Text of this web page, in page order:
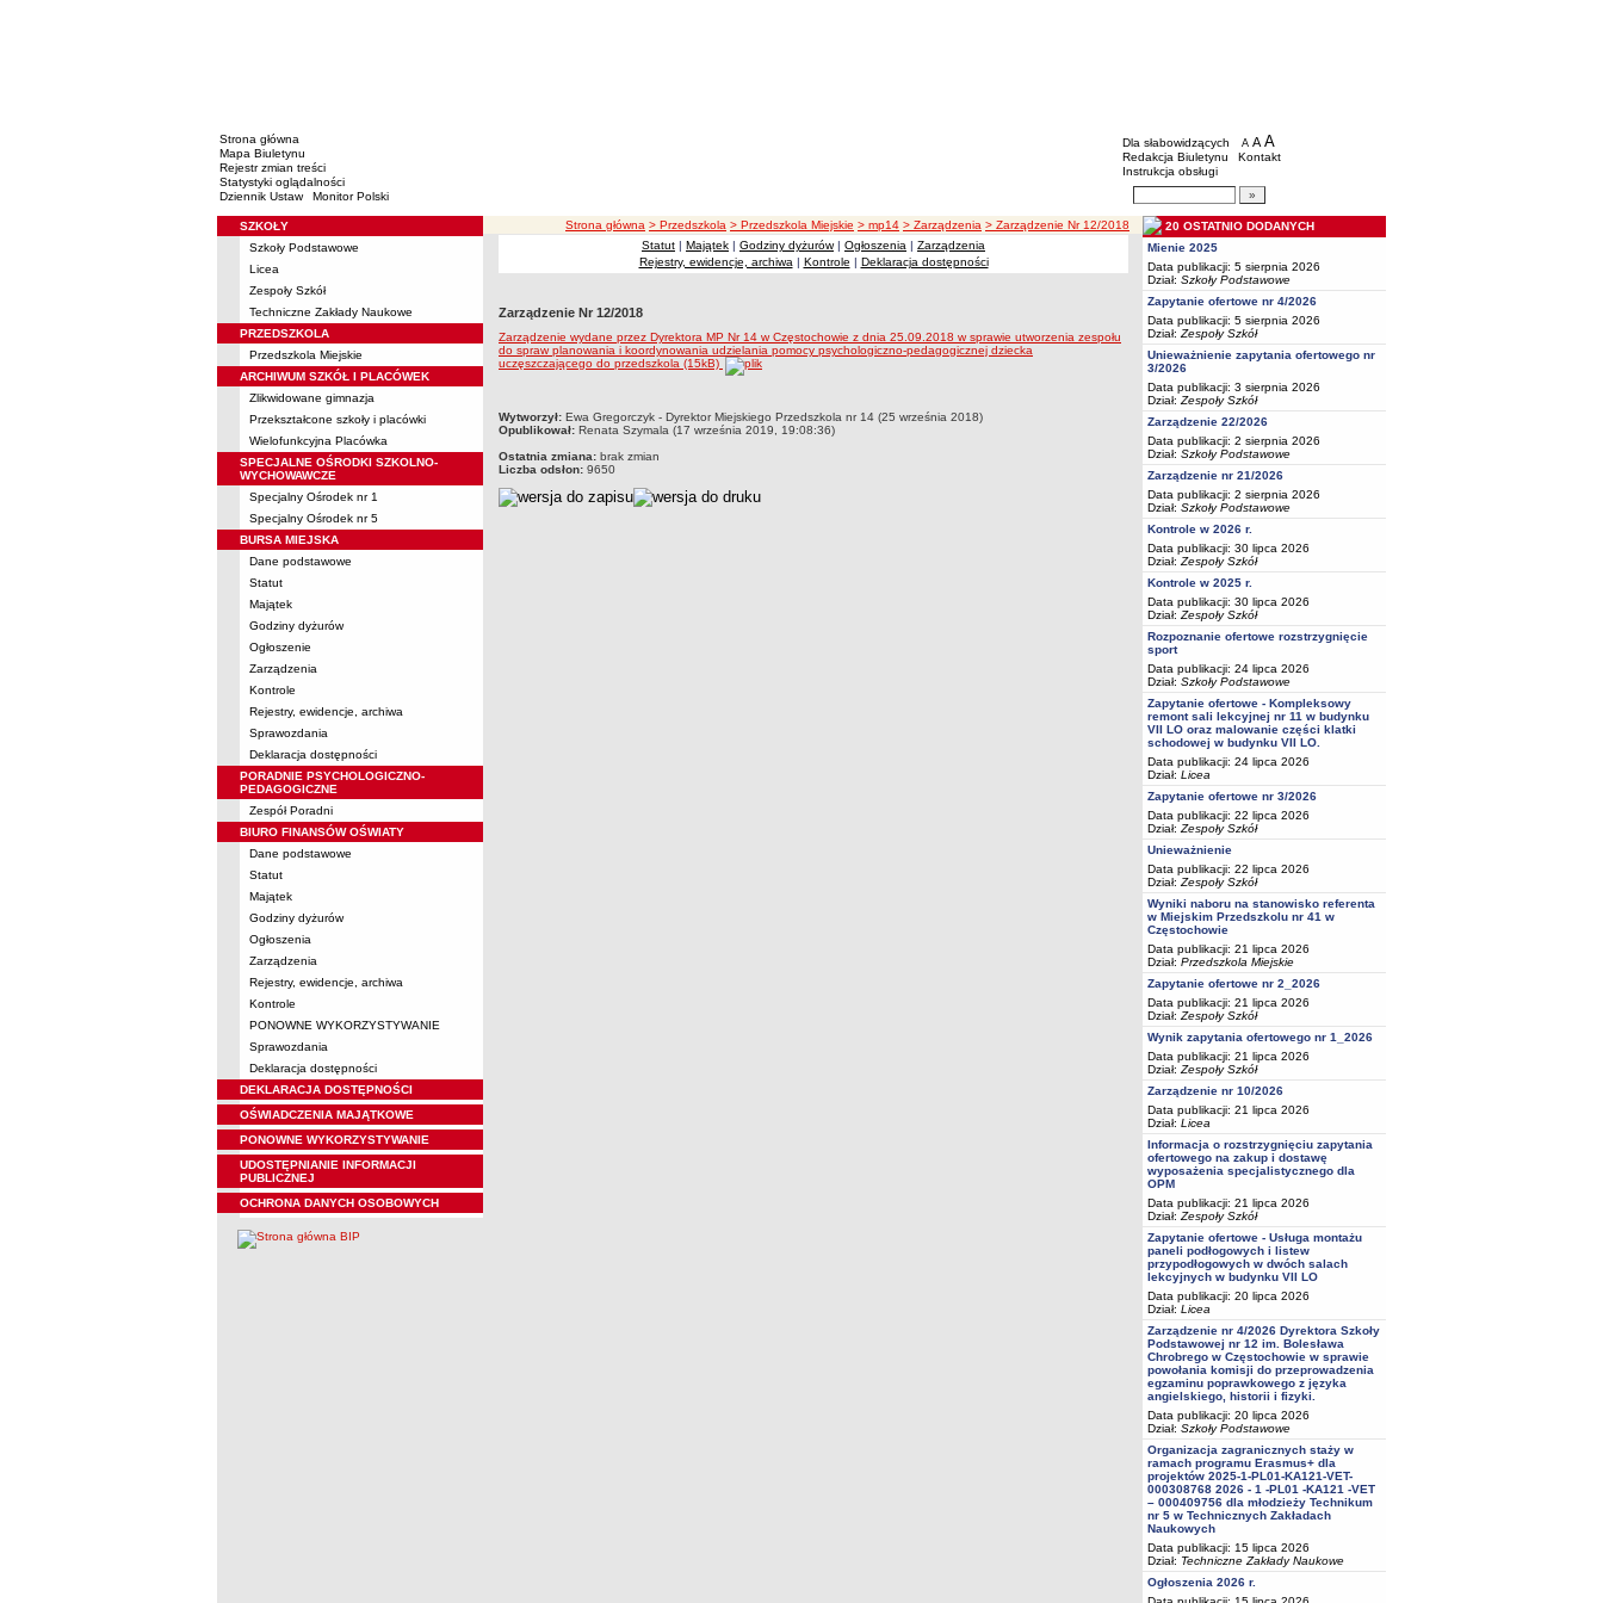
Strona główna
Mapa Biuletynu
Rejestr zmian treści
Statystyki oglądalności
Dziennik Ustaw
Monitor Polski
BIP - Oświata Częstochowa
Menu dodatkowe
Dla słabowidzących A pomniejsz czcionkę
A standardowy rozmiar czcionki
A
Redakcja Biuletynu
Kontakt
Instrukcja obsługi
Wyszukiwarka artykułów
Menu
SZKOŁY
Szkoły Podstawowe
Licea
Zespoły Szkół
Techniczne Zakłady Naukowe
PRZEDSZKOLA
Przedszkola Miejskie
ARCHIWUM SZKÓŁ I PLACÓWEK
Zlikwidowane gimnazja
Przekształcone szkoły i placówki
Wielofunkcyjna Placówka
SPECJALNE OŚRODKI SZKOLNO-
WYCHOWAWCZE
Specjalny Ośrodek nr 1
Specjalny Ośrodek nr 5
BURSA MIEJSKA
Dane podstawowe
Statut
Majątek
Godziny dyżurów
Ogłoszenie
Zarządzenia
Kontrole
Rejestry, ewidencje, archiwa
Sprawozdania
Deklaracja dostępności
PORADNIE PSYCHOLOGICZNO-
PEDAGOGICZNE
Zespół Poradni
BIURO FINANSÓW OŚWIATY
Dane podstawowe
Statut
Majątek
Godziny dyżurów
Ogłoszenia
Zarządzenia
Rejestry, ewidencje, archiwa
Kontrole
PONOWNE WYKORZYSTYWANIE
Sprawozdania
Deklaracja dostępności
DEKLARACJA DOSTĘPNOŚCI
OŚWIADCZENIA MAJĄTKOWE
PONOWNE WYKORZYSTYWANIE
UDOSTĘPNIANIE INFORMACJI
PUBLICZNEJ
OCHRONA DANYCH OSOBOWYCH
ścieżka nawigacji
Strona główna > Przedszkola > Przedszkola Miejskie > mp14 > Zarządzenia > Zarządzenie Nr 12/2018
Statut | Majątek | Godziny dyżurów| Ogłoszenia | Zarządzenia
Rejestry, ewidencje, archiwa | Kontrole | Deklaracja dostępności
Zarządzenie Nr 12/2018
Zarządzenie wydane przez Dyrektora MP Nr 14 w Częstochowie z dnia 25.09.2018 w sprawie utworzenia zespołu
do spraw planowania i koordynowania udzielania pomocy psychologiczno-pedagogicznej dziecka
uczęszczającego do przedszkola (15kB)
metryczka
Wytworzył: Ewa Gregorczyk - Dyrektor Miejskiego Przedszkola nr 14 (25 września 2018)
Opublikował: Renata Szymala (17 września 2019, 19:08:36)
Ostatnia zmiana: brak zmian
Liczba odsłon: 9650
20 OSTATNIO DODANYCH
Mienie 2025
Data publikacji: 5 sierpnia 2026
Dział: Szkoły Podstawowe
Zapytanie ofertowe nr 4/2026
Data publikacji: 5 sierpnia 2026
Dział: Zespoły Szkół
Unieważnienie zapytania ofertowego nr
3/2026
Data publikacji: 3 sierpnia 2026
Dział: Zespoły Szkół
Zarządzenie 22/2026
Data publikacji: 2 sierpnia 2026
Dział: Szkoły Podstawowe
Zarządzenie nr 21/2026
Data publikacji: 2 sierpnia 2026
Dział: Szkoły Podstawowe
Kontrole w 2026 r.
Data publikacji: 30 lipca 2026
Dział: Zespoły Szkół
Kontrole w 2025 r.
Data publikacji: 30 lipca 2026
Dział: Zespoły Szkół
Rozpoznanie ofertowe rozstrzygnięcie
sport
Data publikacji: 24 lipca 2026
Dział: Szkoły Podstawowe
Zapytanie ofertowe - Kompleksowy
remont sali lekcyjnej nr 11 w budynku
VII LO oraz malowanie części klatki
schodowej w budynku VII LO.
Data publikacji: 24 lipca 2026
Dział: Licea
Zapytanie ofertowe nr 3/2026
Data publikacji: 22 lipca 2026
Dział: Zespoły Szkół
Unieważnienie
Data publikacji: 22 lipca 2026
Dział: Zespoły Szkół
Wyniki naboru na stanowisko referenta
w Miejskim Przedszkolu nr 41 w
Częstochowie
Data publikacji: 21 lipca 2026
Dział: Przedszkola Miejskie
Zapytanie ofertowe nr 2_2026
Data publikacji: 21 lipca 2026
Dział: Zespoły Szkół
Wynik zapytania ofertowego nr 1_2026
Data publikacji: 21 lipca 2026
Dział: Zespoły Szkół
Zarządzenie nr 10/2026
Data publikacji: 21 lipca 2026
Dział: Licea
Informacja o rozstrzygnięciu zapytania
ofertowego na zakup i dostawę
wyposażenia specjalistycznego dla
OPM
Data publikacji: 21 lipca 2026
Dział: Zespoły Szkół
Zapytanie ofertowe - Usługa montażu
paneli podłogowych i listew
przypodłogowych w dwóch salach
lekcyjnych w budynku VII LO
Data publikacji: 20 lipca 2026
Dział: Licea
Zarządzenie nr 4/2026 Dyrektora Szkoły
Podstawowej nr 12 im. Bolesława
Chrobrego w Częstochowie w sprawie
powołania komisji do przeprowadzenia
egzaminu poprawkowego z języka
angielskiego, historii i fizyki.
Data publikacji: 20 lipca 2026
Dział: Szkoły Podstawowe
Organizacja zagranicznych staży w
ramach programu Erasmus+ dla
projektów 2025-1-PL01-KA121-VET-
000308768 2026 - 1 -PL01 -KA121 -VET
– 000409756 dla młodzieży Technikum
nr 5 w Technicznych Zakładach
Naukowych
Data publikacji: 15 lipca 2026
Dział: Techniczne Zakłady Naukowe
Ogłoszenia 2026 r.